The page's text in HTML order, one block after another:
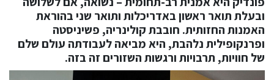
ובעלת תואר ראשון באדריכלות ותואר שני בהוראת
האמנות החזותית. חובבת קולינריה, פשיניסטה
ופרנקופילית נלהבת, היא מביאה לעבודתה עולם שלם
של חוויות, תרבויות ורגשות השזורים זה בזה.